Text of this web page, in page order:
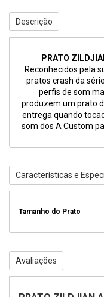
Descrição
PRATO
Reconhecidos pela
pratos crash da
perfis de som
produzem um prato
entrega quando
som dos A Custom
Características e
Tamanho do Prato
Avaliações